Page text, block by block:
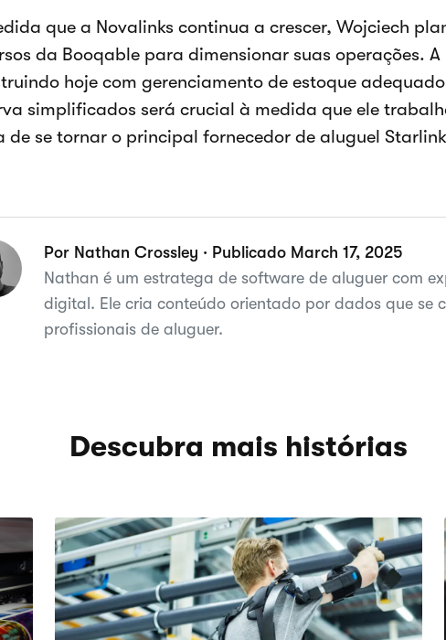
que a Novalinks continua a crescer, Wojciech
da Booqable para dimensionar suas operações. A
hoje com gerenciamento de estoque
simplificados será crucial à medida que ele
de se tornar o principal fornecedor de aluguel
Por Nathan Crossley · Publicado March 17, 2025
Nathan é um estratega de software de aluguer com
digital. Ele cria conteúdo orientado por dados que se
profissionais de aluguer.
Descubra mais histórias